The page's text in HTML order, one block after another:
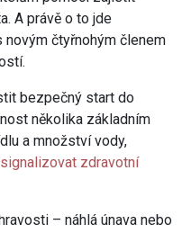
A právě o to jde
čtyřnohým členem
bezpečný start do
několika základním
a množství vody,
zdravotní
– náhlá únava nebo